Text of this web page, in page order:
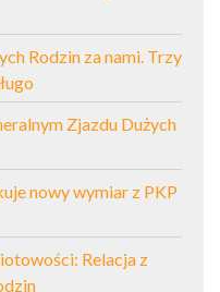
Rodzin za nami. Trzy
Zjazdu Dużych
nowy wymiar z PKP
Relacja z